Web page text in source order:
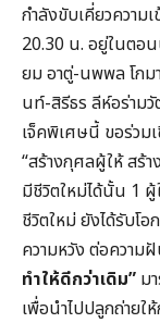
กำลังขับเคี่ยวความ
20.30 น. อยู่ในตอน
ยม อาตู่-นพพล โกม
นท์-สิรีธร ลีห์อร่าม
เจ็คพิเศษนี้ ขอร่วม
“สร้างกุศลผู้ให้ สร้
มีชีวิตใหม่ได้นั้น 1
ชีวิตใหม่ ยังได้รับโอ
ความหวัง ต่อความ
ทำให้ดีกว่าเดิม” ม
เพื่อนำไปปลูกถ่ายใ